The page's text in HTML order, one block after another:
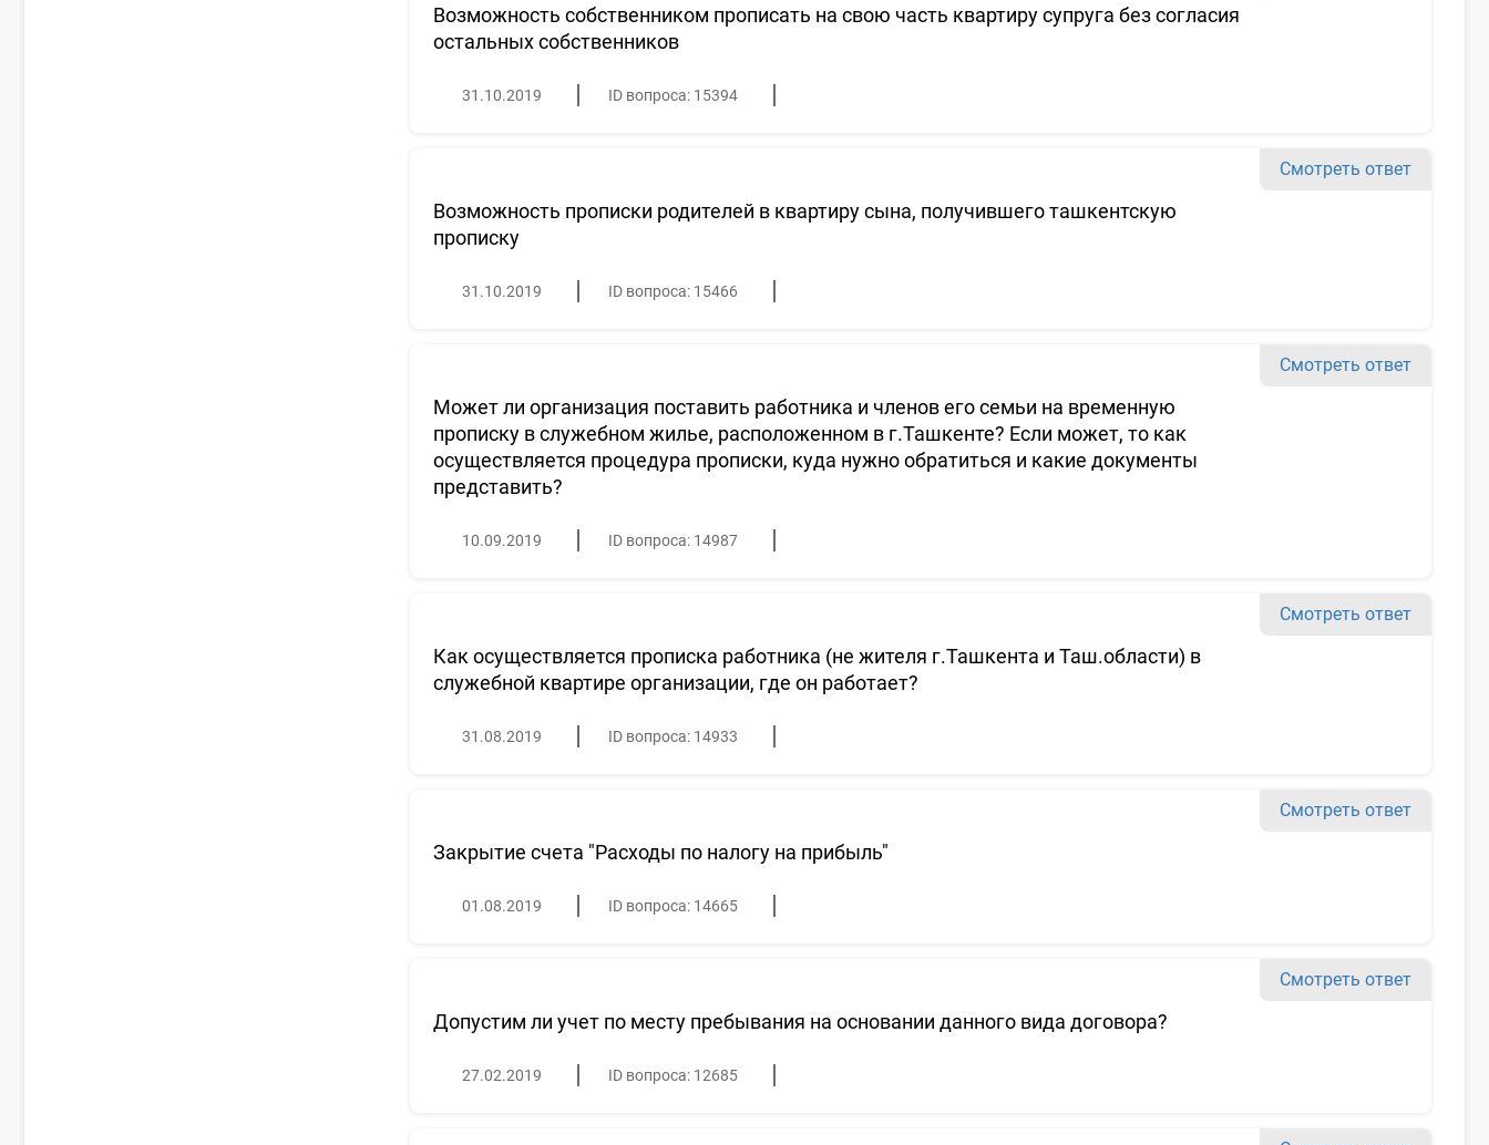
Возможность собственником прописать на свою часть квартиру супруга без согласия
остальных собственников
31.10.2019 ID вопроса: 15394
Возможность прописки родителей в квартиру сына, получившего ташкентскую
прописку
31.10.2019 ID вопроса: 15466
Смотреть ответ
Может ли организация поставить работника и членов его семьи на временную
прописку в служебном жилье, расположенном в г.Ташкенте? Если может, то как
осуществляется процедура прописки, куда нужно обратиться и какие документы
представить?
10.09.2019 ID вопроса: 14987
Смотреть ответ
Как осуществляется прописка работника (не жителя г.Ташкента и Таш.области) в
служебной квартире организации, где он работает?
31.08.2019 ID вопроса: 14933
Смотреть ответ
Закрытие счета "Расходы по налогу на прибыль"
01.08.2019 ID вопроса: 14665
Смотреть ответ
Допустим ли учет по месту пребывания на основании данного вида договора?
27.02.2019 ID вопроса: 12685
Смотреть ответ